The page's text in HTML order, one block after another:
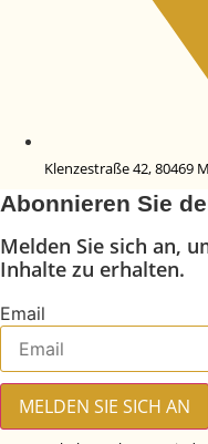
Klenzestraße 42, 80469
Abonnieren Sie
Melden Sie sich an,
Inhalte zu erhalten.
Email
MELDEN SIE SICH AN